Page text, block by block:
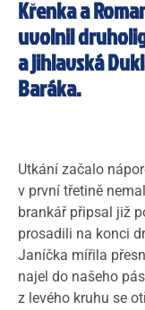
Křenka a
uvolnil
a jihlavská
Baráka.
Utkání začalo
v první třetině
brankář připsal již
prosadili na konci
Janíčka mířila
najel do našeho
z levého kruhu se